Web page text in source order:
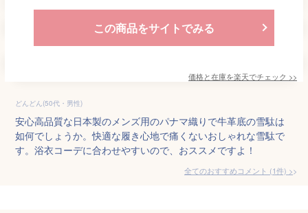
この商品をサイトでみる
価格と在庫を楽天でチェック >>
どんどん(50代・男性)
安心高品質な日本製のメンズ用のパナマ織りで牛革底の雪駄は
如何でしょうか。快適な履き心地で痛くないおしゃれな雪駄で
す。浴衣コーデに合わせやすいので、おススメですよ！
全てのおすすめコメント (1件) >